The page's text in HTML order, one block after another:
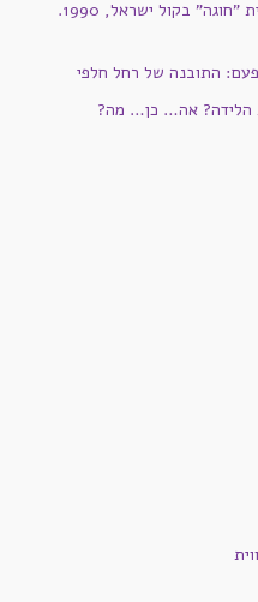
החומר הוא צלילים – יבשם עזגד בתוכנית "חוגה" בקול ישראל, 1990.
התובנה של רחל חלפי
הלידה? אה… כן… מה?